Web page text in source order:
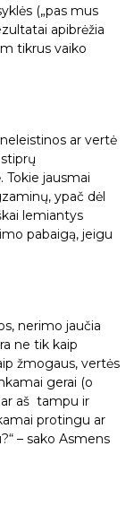
(„pas mus
apibrėžia
tikrus vaiko
ar vertė
Tokie jausmai
ypač dėl
lemiantys
pabaigą, jeigu
nerimo jaučia
ne tik kaip
žmogaus, vertės
gerai (o
ar aš tampu ir
protingu ar
– sako Asmens